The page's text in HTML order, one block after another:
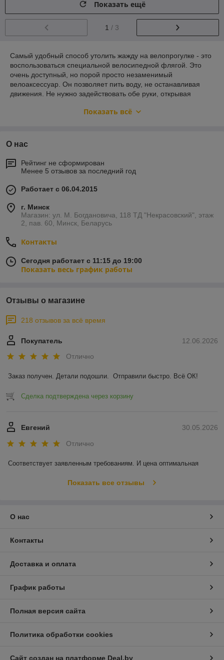
Показать ещё
1 / 3
Самый удобный способ утолить жажду на велопрогулке - это
воспользоваться специальной велосипедной флягой. Это
очень доступный, но порой просто незаменимый
велоаксессуар. Он позволяет пить воду, не останавливая
движения. Не нужно задействовать обе руки, открывая
для велосипеда крепится к байку на специальный
максимально соответствовать вашим запросам, обратите
внимание на следующие параметры:
Объем велофляги. Здесь все зависит от того,
велопрогулки. Велофляги бывают меньшего (0,5-0,75
л) и большего (от 1 л.) объема.
Материал изготовления. Это могут быть пластик или
алюминий. Пластиковые модели доступны и весят
также имеют керамический слой, который
обеспечивает сохранение температуры, в жаркую
отличаются эргономичной формой и имеют
им не выскальзывать из рук велосипедиста при
Где купить флягу для воды
велосипедную в Минске
каталоге! Детские и взрослые модели на любой вкус и
Минску курьером или по всей Беларуси почтой.
Показать всё
О нас
Рейтинг не сформирован
Менее 5 отзывов за последний год
Работает с 06.04.2015
г. Минск
Магазин: ул. М. Богдановича, 118 ТД "Некрасовский", этаж
2, пав. 60, Минск, Беларусь
Контакты
Сегодня работает с 11:15 до 19:00
Показать весь график работы
Отзывы о магазине
218 отзывов за всё время
12.06.2026
Покупатель
Отлично
Заказ получен. Детали подошли.  Отправили быстро. Всё ОК!
Сделка подтверждена через корзину
30.05.2026
Евгений
Отлично
Соответствует заявленным требованиям. И цена оптимальная
Показать все отзывы
О нас
Контакты
Доставка и оплата
График работы
Полная версия сайта
Политика обработки cookies
Сайт создан на платформе Deal.by